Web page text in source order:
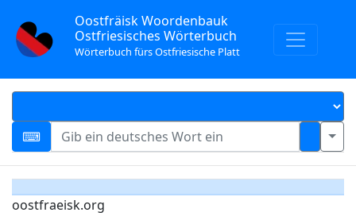
Oostfräisk Woordenbauk
Ostfriesisches Wörterbuch
Wörterbuch fürs Ostfriesische Platt
oostfraeisk.org